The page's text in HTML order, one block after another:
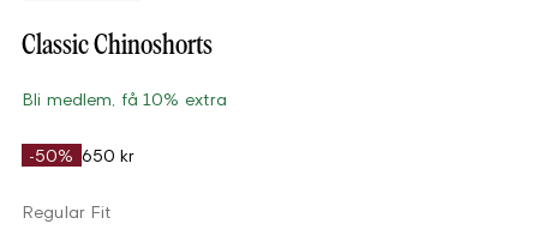
Classic Chinoshorts
Bli medlem, få 10% extra
-50% 650 kr
Regular Fit